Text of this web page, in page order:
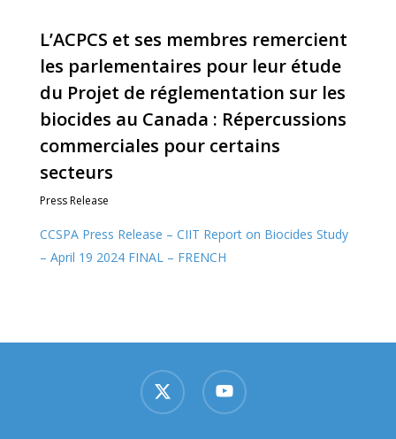
L’ACPCS et ses membres remercient
les parlementaires pour leur étude
du Projet de réglementation sur les
biocides au Canada : Répercussions
commerciales pour certains
secteurs
Press Release
CCSPA Press Release – CIIT Report on Biocides Study
– April 19 2024 FINAL – FRENCH
x-
twitter
youtube